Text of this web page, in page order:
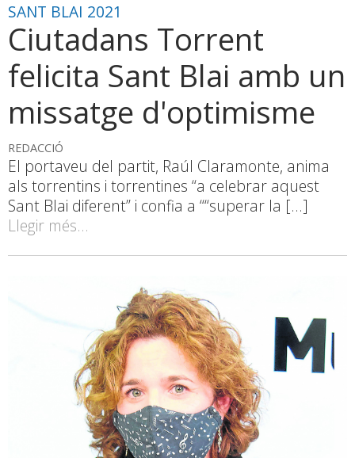
SANT BLAI 2021
Ciutadans Torrent
felicita Sant Blai amb un
missatge d'optimisme
REDACCIÓ
El portaveu del partit, Raúl Claramonte, anima
als torrentins i torrentines “a celebrar aquest
Sant Blai diferent” i confia a ““superar la [...]
Llegir més...